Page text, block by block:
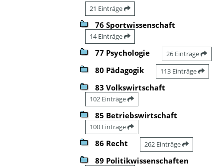
21 Einträge
76 Sportwissenschaft
14 Einträge
77 Psychologie 26 Einträge
80 Pädagogik 113 Einträge
83 Volkswirtschaft
102 Einträge
85 Betriebswirtschaft
100 Einträge
86 Recht 262 Einträge
89 Politikwissenschaften